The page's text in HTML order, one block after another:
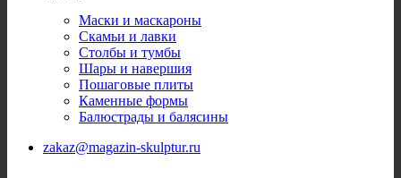
Маски и маскароны
Скамьи и лавки
Столбы и тумбы
Шары и навершия
Пошаговые плиты
Каменные формы
Балюстрады и балясины
zakaz@magazin-skulptur.ru